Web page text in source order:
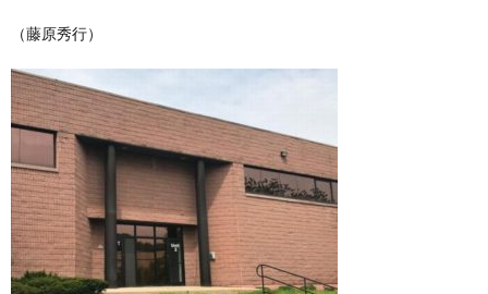
（藤原秀行）